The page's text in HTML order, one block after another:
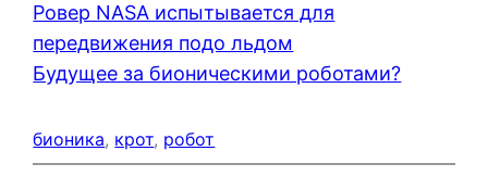
Ровер NASA испытывается для
передвижения подо льдом
Будущее за бионическими роботами?
бионика, крот, робот